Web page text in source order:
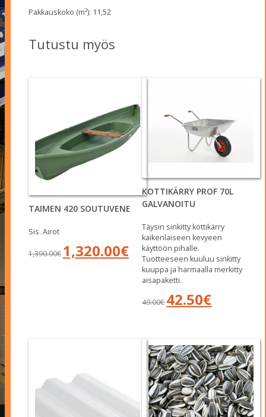
Pakkauskoko (m²): 11,52
Tutustu myös
TAIMEN 420 SOUTUVENE
Sis. Airot
1,390.00€
Alkuperäinen
hinta
1,320.00€Nykyinen
hinta
1,320.00€.
KOTTIKÄRRY PROF 70L
GALVANOITU
Täysin sinkitty kottikärry
kaikenlaiseen kevyeen
käyttöön pihalle.
Tuotteeseen kuuluu sinkitty
kuuppa ja harmaalla merkitty
aisapaketti.
49.00€
Alkuperäinen
hinta
42.50€Nykyinen
hinta